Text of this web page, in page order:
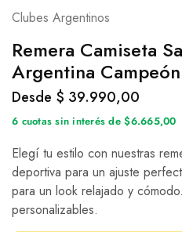
Clubes Argentinos
Remera Camiseta
Argentina
Desde $ 39.990,00
6 cuotas sin interés de $6.665,00
Elegí tu estilo con nuestras
deportiva para un ajuste
para un look relajado y
personalizables.